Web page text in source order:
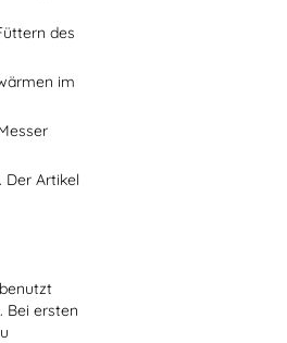
des
im
Der Artikel
Bei ersten